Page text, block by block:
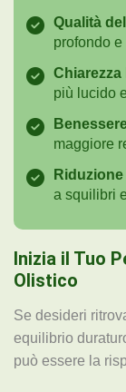
Qualità
profondo
Chiarezza
più lucido
maggiore
a squilibri
Inizia il Tuo
Olistico
Se desideri
equilibrio
può essere la